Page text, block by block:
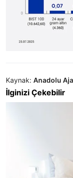
Kaynak: Anadolu